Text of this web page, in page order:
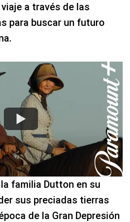
a través de las
para buscar un futuro
familia Dutton en su
sus preciadas tierras
de la Gran Depresión